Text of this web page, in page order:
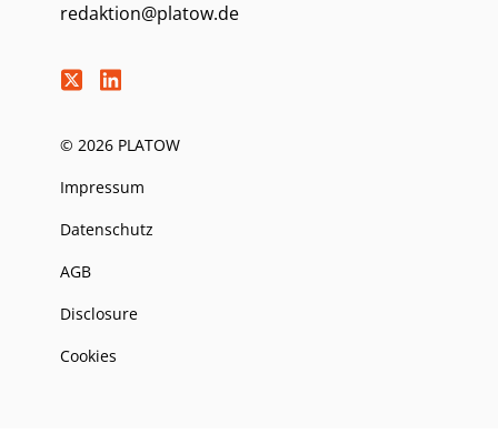
redaktion@platow.de
© 2026 PLATOW
Impressum
Datenschutz
AGB
Disclosure
Cookies